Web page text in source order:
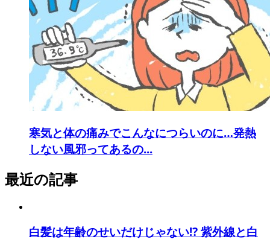
寒気と体の痛みでこんなにつらいのに…発熱
しない風邪ってあるの...
最近の記事
白髪は年齢のせいだけじゃない⁉ 紫外線と白